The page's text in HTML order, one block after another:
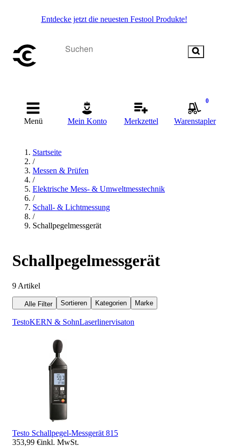
Entdecke jetzt die neuesten Festool Produkte!
Menü Mein Konto Merkzettel
0
Warenstapler
Startseite
/
Messen & Prüfen
/
Elektrische Mess- & Umweltmesstechnik
/
Schall- & Lichtmessung
/
Schallpegelmessgerät
Schallpegelmessgerät
9 Artikel
Alle Filter Sortieren Kategorien Marke
TestoKERN & SohnLaserlinervisaton
Testo Schallpegel-Messgerät 815
353,99 €inkl. MwSt.